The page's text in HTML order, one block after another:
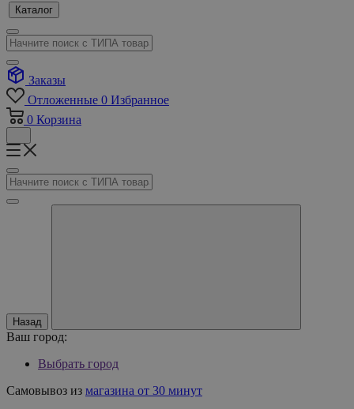
Каталог
Заказы
Отложенные 0 Избранное
0 Корзина
Назад
Ваш город:
Выбрать город
Самовывоз из магазина от 30 минут